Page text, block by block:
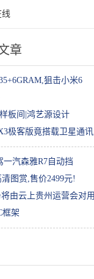
线
章
狙击小米6
板间|鸿艺源设计
极客版竟搭载卫星通
汽森雅R7自动挡
图赏,售价2499元!
由云上贵州运营会对
框架